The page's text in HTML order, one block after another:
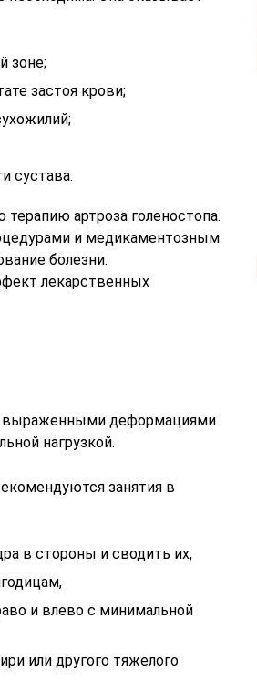
зоне;
застоя крови;
сустава.
артроза голеностопа.
и медикаментозным
болезни.
лекарственных
выраженными деформациями
нагрузкой.
занятия в
в стороны и сводить их,
и влево с минимальной
или другого тяжелого